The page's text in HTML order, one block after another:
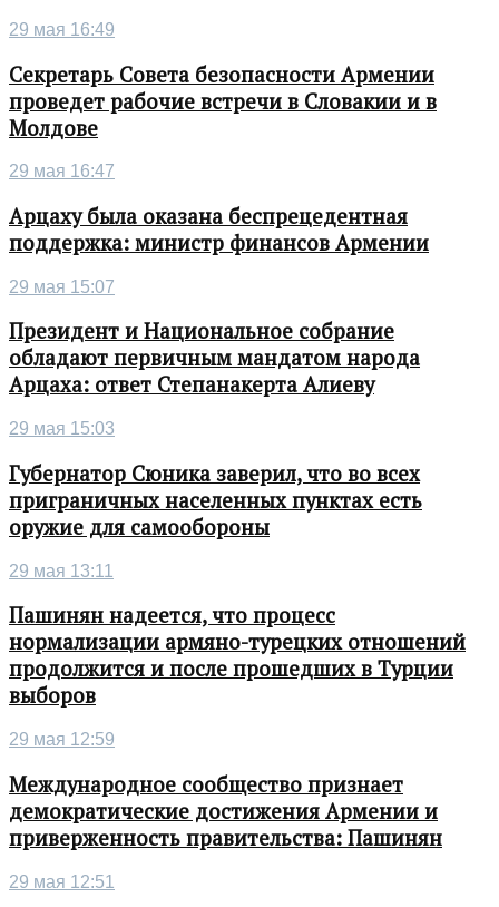
29 мая 16:49
Секретарь Совета безопасности Армении
проведет рабочие встречи в Словакии и в
Молдове
29 мая 16:47
Арцаху была оказана беспрецедентная
поддержка: министр финансов Армении
29 мая 15:07
Президент и Национальное собрание
обладают первичным мандатом народа
Арцаха: ответ Степанакерта Алиеву
29 мая 15:03
Губернатор Сюника заверил, что во всех
приграничных населенных пунктах есть
оружие для самообороны
29 мая 13:11
Пашинян надеется, что процесс
нормализации армяно-турецких отношений
продолжится и после прошедших в Турции
выборов
29 мая 12:59
Международное сообщество признает
демократические достижения Армении и
приверженность правительства: Пашинян
29 мая 12:51